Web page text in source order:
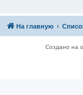
На главную
Создано на